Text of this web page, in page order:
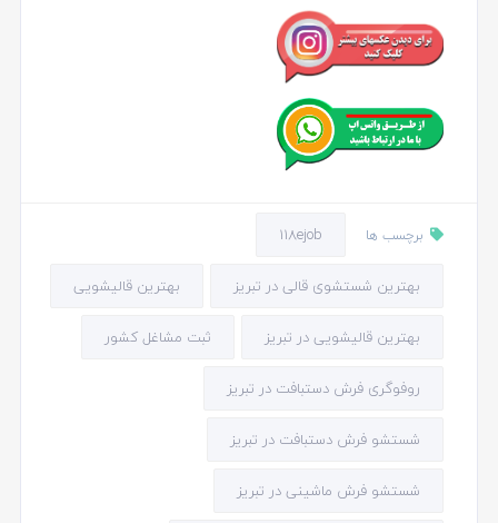
برچسب ها 118ejob
بهترین شستشوی قالی در تبریز بهترین قالیشویی
بهترین قالیشویی در تبریز ثبت مشاغل کشور
روفوگری فرش دستبافت در تبریز
شستشو فرش دستبافت در تبریز
شستشو فرش ماشینی در تبریز